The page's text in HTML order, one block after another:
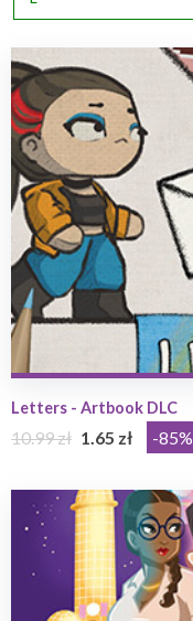
Letters - Artbook DLC
10.99 zł 1.65 zł -85%